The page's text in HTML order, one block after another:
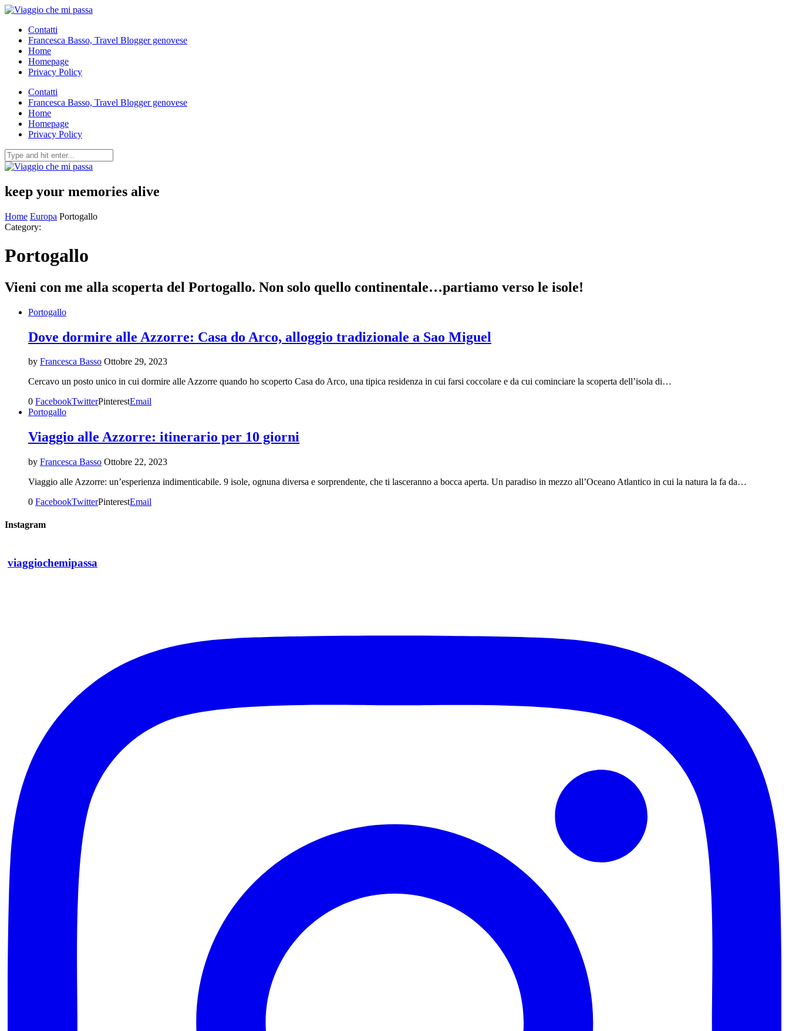
Contatti
Francesca Basso, Travel Blogger genovese
Home
Homepage
Privacy Policy
Contatti
Francesca Basso, Travel Blogger genovese
Home
Homepage
Privacy Policy
keep your memories alive
Home Europa Portogallo
Category:
Portogallo
Vieni con me alla scoperta del Portogallo. Non solo quello continentale…partiamo verso le isole!
Portogallo
Dove dormire alle Azzorre: Casa do Arco, alloggio tradizionale a Sao Miguel
by Francesca Basso Ottobre 29, 2023
Cercavo un posto unico in cui dormire alle Azzorre quando ho scoperto Casa do Arco, una tipica residenza in cui farsi coccolare e da cui cominciare la scoperta dell’isola di…
0 FacebookTwitterPinterestEmail
Portogallo
Viaggio alle Azzorre: itinerario per 10 giorni
by Francesca Basso Ottobre 22, 2023
Viaggio alle Azzorre: un’esperienza indimenticabile. 9 isole, ognuna diversa e sorprendente, che ti lasceranno a bocca aperta. Un paradiso in mezzo all’Oceano Atlantico in cui la natura la fa da…
0 FacebookTwitterPinterestEmail
Instagram
viaggiochemipassa